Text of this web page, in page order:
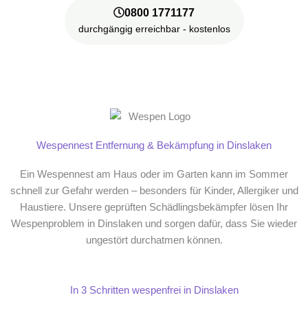
0800 1771177
durchgängig erreichbar - kostenlos
Wespennest Entfernung & Bekämpfung in Dinslaken
Ein Wespennest am Haus oder im Garten kann im Sommer
schnell zur Gefahr werden – besonders für Kinder, Allergiker und
Haustiere. Unsere geprüften Schädlingsbekämpfer lösen Ihr
Wespenproblem in Dinslaken und sorgen dafür, dass Sie wieder
ungestört durchatmen können.
In 3 Schritten wespenfrei in Dinslaken